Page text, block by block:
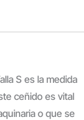
S es la medida
ceñido es vital
o que se